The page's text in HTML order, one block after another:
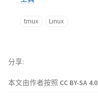
tmux Linux
本文由作者按照 CC BY-SA 4.0
分享